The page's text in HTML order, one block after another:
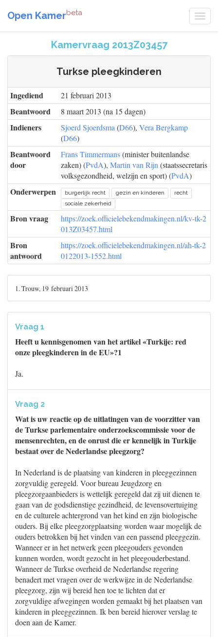
Open Kamerbeta
Kamervraag 2013Z03457
Turkse pleegkinderen
Ingediend 21 februari 2013
Beantwoord 8 maart 2013 (na 15 dagen)
Indieners Sjoerd Sjoerdsma (D66), Vera Bergkamp
(D66)
Beantwoord
door
Frans Timmermans(minister buitenlandse
zaken) (PvdA), Martin van Rijn (staatssecretaris
volksgezondheid, welzijn en sport) (PvdA)
Onderwerpen burgerlijk recht gezin en kinderen
recht
sociale zekerheid
Bron vraag
https://zoek.officielebekendmakingen.nl/kv-tk-2
013Z03457.html
Bron
antwoord
https://zoek.officielebekendmakingen.nl/ah-tk-2
0122013-1552.html
1. Trouw, 19 februari 2013
Vraag 1
Heeft u kennisgenomen van het artikel «Turkije: red
onze pleegkinderen in de EU»?1
Ja.
Vraag 2
Wat is uw reactie op de uitlatingen van de voorzitter van
de Turkse parlementaire onderzoekscommissie voor de
mensenrechten, en de onrust die er kennelijk in Turkije
bestaat over de Nederlandse pleegzorg?
In Nederland is de plaatsing van kinderen in pleeggezinnen
zorgvuldig geregeld. Voor bureau Jeugdzorg en
pleegzorgaanbieders is wettelijk geregeld dat zij uit dienen te
gaan van de godsdienstige gezindheid, de levensovertuiging
en de culturele achtergrond van het kind en zijn biologische
ouders. Bij elke pleegzorgplaatsing worden waar mogelijk de
ouders betrokken bij het vinden van een passend pleeggezin.
Wanneer er in het netwerk geen pleegouders gevonden
kunnen worden, wordt gezocht in het pleegouderbestand.
Wanneer de Turkse overheid de Nederlandse regering
benadert met vragen over de werkwijze in de Nederlandse
pleegzorg, zijn wij bereid hen toe te lichten dat er
zorgvuldige afwegingen worden gemaakt bij het plaatsen van
kinderen in pleeggezinnen. Ik ben bereid hierover verslag te
doen aan de Kamer.